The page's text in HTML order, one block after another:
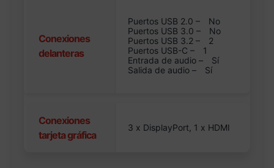
Conexiones
delanteras
Puertos USB 2.0 –
No
Puertos USB 3.0 –
No
Puertos USB 3.2 –
2
Puertos USB-C –
1
Entrada de audio –
Sí
Salida de audio –
Sí
Conexiones
tarjeta gráfica
3 x DisplayPort, 1 x HDMI